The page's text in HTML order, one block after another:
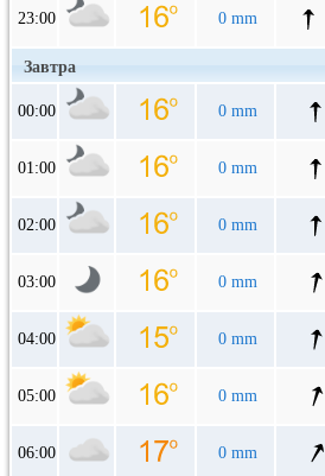
23:00 0 mm
Завтра
00:00 0 mm
01:00 0 mm
02:00 0 mm
03:00 0 mm
04:00 0 mm
05:00 0 mm
06:00 0 mm